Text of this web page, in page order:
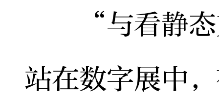
“与看静态
站在数字展中